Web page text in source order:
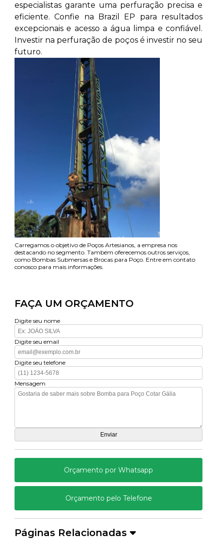
especialistas garante uma perfuração precisa e
eficiente. Confie na Brazil EP para resultados
excepcionais e acesso a água limpa e confiável.
Investir na perfuração de poços é investir no seu
futuro.
Carregamos o objetivo de Poços Artesianos, a empresa nos
destacando no segmento. Também oferecemos outros serviços,
como Bombas Submersas e Brocas para Poço. Entre em contato
conosco para mais informações.
FAÇA UM ORÇAMENTO
Digite seu nome
Digite seu email
Digite seu telefone
Mensagem
Orçamento por Whatsapp
Orçamento pelo Telefone
Páginas Relacionadas